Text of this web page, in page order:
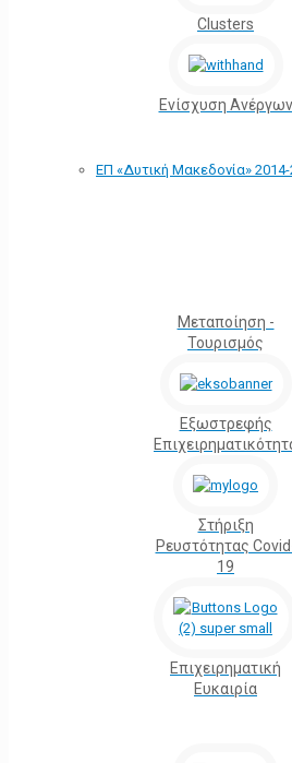
Clusters
Ενίσχυση Ανέργων
ΕΠ «Δυτική Μακεδονία»
Μεταποίηση -
Τουρισμός
Εξωστρεφής
Στήριξη
Ρευστότητας
19
Επιχειρηματική
Ευκαιρία